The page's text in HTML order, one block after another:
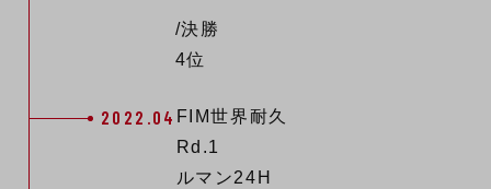
/決勝
4位
2022.04 FIM世界耐久
Rd.1
ルマン24H